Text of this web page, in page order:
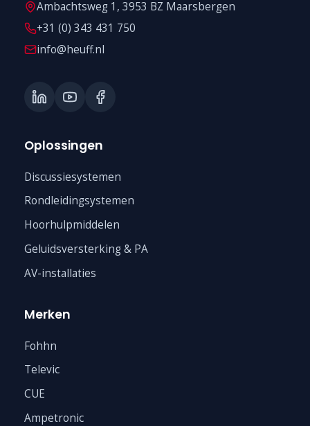
Ambachtsweg 1, 3953 BZ Maarsbergen
+31 (0) 343 431 750
info@heuff.nl
Oplossingen
Discussiesystemen
Rondleidingsystemen
Hoorhulpmiddelen
Geluidsversterking & PA
AV-installaties
Merken
Fohhn
Televic
CUE
Ampetronic